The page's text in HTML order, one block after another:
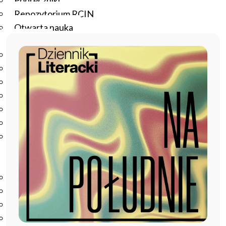
Repozytorium RCIN
Otwarta nauka
Studia podyplomowe
Szkolenia
Szkoła Doktorska Anthropos
Erasmus
Olimpiada Literatury i Języka Polskiego
Olimpiada Literatury i Języka Polskiego dla Szkół
Podstawowych
Biblioteka
O bibliotece
Godziny otwarcia
Katalog
Nowości